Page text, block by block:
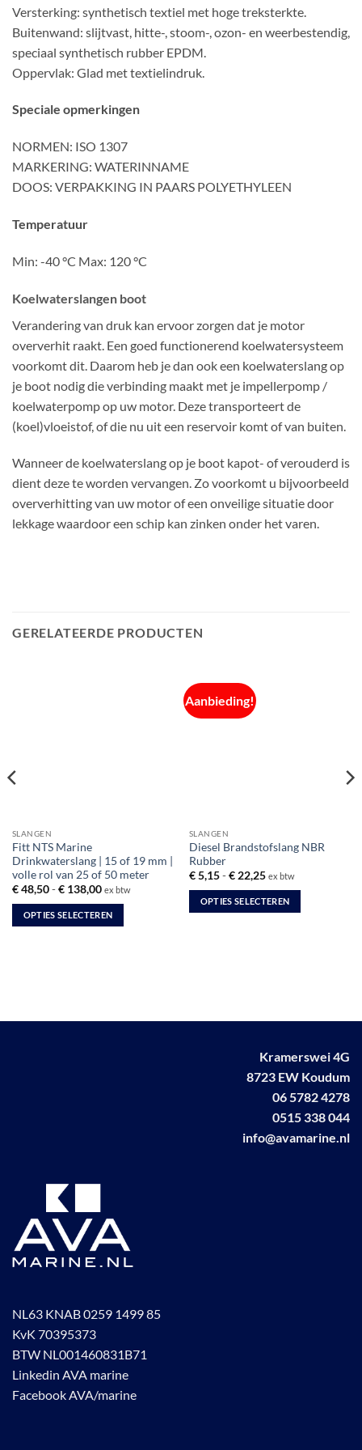
Versterking: synthetisch textiel met hoge treksterkte.
Buitenwand: slijtvast, hitte-, stoom-, ozon- en weerbestendig,
speciaal synthetisch rubber EPDM.
Oppervlak: Glad met textielindruk.
Speciale opmerkingen
NORMEN: ISO 1307
MARKERING: WATERINNAME
DOOS: VERPAKKING IN PAARS POLYETHYLEEN
Temperatuur
Min: -40 °C Max: 120 °C
Koelwaterslangen boot
Verandering van druk kan ervoor zorgen dat je motor
oververhit raakt. Een goed functionerend koelwatersysteem
voorkomt dit. Daarom heb je dan ook een koelwaterslang op
je boot nodig die verbinding maakt met je impellerpomp /
koelwaterpomp op uw motor. Deze transporteert de
(koel)vloeistof, of die nu uit een reservoir komt of van buiten.
Wanneer de koelwaterslang op je boot kapot- of verouderd is
dient deze te worden vervangen. Zo voorkomt u bijvoorbeeld
oververhitting van uw motor of een onveilige situatie door
lekkage waardoor een schip kan zinken onder het varen.
GERELATEERDE PRODUCTEN
SLANGEN
Fitt NTS Marine
Drinkwaterslang | 15 of 19 mm |
volle rol van 25 of 50 meter
€48,50 - €138,00Prijsklasse:
tot
€ 138,00
ex btw
OPTIES SELECTEREN
Deze
Aanbieding!
SLANGEN
Diesel Brandstofslang NBR
Rubber
€5,15 - €22,25Prijsklasse:
tot
€ 22,25
ex btw
OPTIES SELECTEREN
optie
Kramerswei 4G
8723 EW Koudum
06 5782 4278
0515 338 044
info@avamarine.nl
NL63 KNAB 0259 1499 85
KvK 70395373
BTW NL001460831B71
Linkedin AVA marine
Facebook AVA/marine